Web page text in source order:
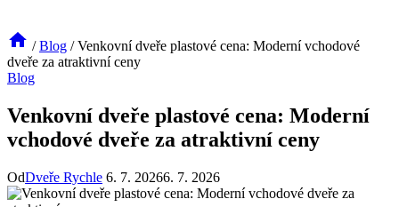
/ Blog / Venkovní dveře plastové cena: Moderní vchodové
dveře za atraktivní ceny
Blog
Venkovní dveře plastové cena: Moderní
vchodové dveře za atraktivní ceny
OdDveře Rychle 6. 7. 20266. 7. 2026